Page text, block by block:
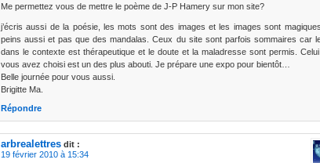
Me permettez vous de mettre le poème de J-P Hamery sur mon site?
j’écris aussi de la poésie, les mots sont des images et les images sont
peins aussi et pas que des mandalas. Ceux du site sont parfois sommaires car
dans le contexte est thérapeutique et le doute et la maladresse sont permis.
vous avez choisi est un des plus abouti. Je prépare une expo pour bientôt…
Belle journée pour vous aussi.
Brigitte Ma.
Répondre
arbrealettres dit :
19 février 2010 à 15:34